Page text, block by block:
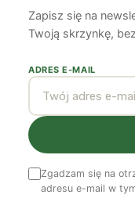
Katarzyna Guzek 18
Zapisz się na
Twoją skrzynkę,
ADRES E-MAIL
Zgadzam się na
adresu e-mail w